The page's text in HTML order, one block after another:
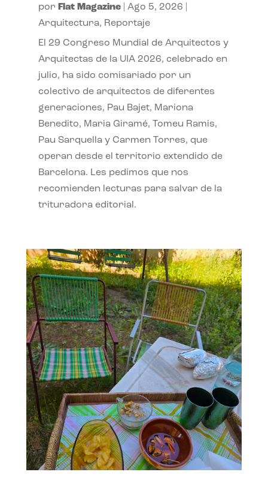
por Flat Magazine| Ago 5, 2026
Arquitectura, Reportaje
El 29 Congreso Mundial de Arquitectos y
Arquitectas de la UIA 2026, celebrado en
julio, ha sido comisariado por un
colectivo de arquitectos de diferentes
generaciones, Pau Bajet, Mariona
Benedito, Maria Giramé, Tomeu Ramis,
Pau Sarquella y Carmen Torres, que
operan desde el territorio extendido de
Barcelona. Les pedimos que nos
recomienden lecturas para salvar de la
trituradora editorial.